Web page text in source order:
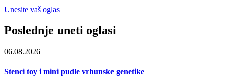
Unesite vaš oglas
Poslednje uneti oglasi
06.08.2026
Stenci toy i mini pudle vrhunske genetike